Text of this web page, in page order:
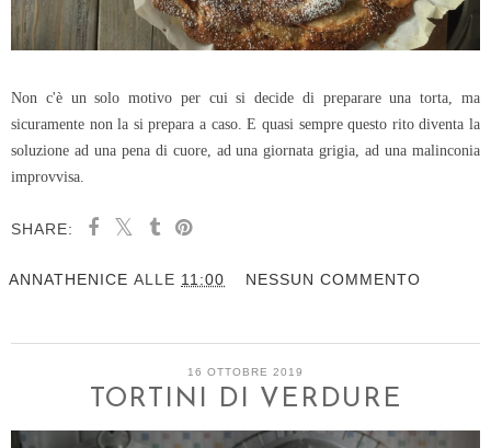
Non c'è un solo motivo per cui si decide di preparare una torta, ma
sicuramente non la si prepara a caso. E quasi sempre questo rito diventa la
soluzione ad una pena di cuore, ad una giornata grigia, ad una malinconia
improvvisa.
SHARE:
ANNATHENICE ALLE 11:00 NESSUN COMMENTO
16 OTTOBRE 2019
TORTINI DI VERDURE